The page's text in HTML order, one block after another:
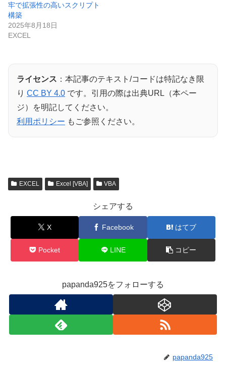
牢で拡張性の高いスクリプト
構築
2025年8月18日
EXCEL
ライセンス ：本記事のテキスト/コードは特記なき限
り CC BY 4.0 です。引用の際は出典URL（本ペー
ジ）を明記してください。
利用ポリシー もご参照ください。
EXCEL Excel [VBA] VBA
シェアする
X Facebook はてブ
Pocket LINE コピー
papanda925をフォローする
papanda925